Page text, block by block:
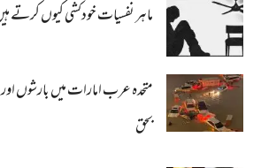
ماہر نفسیات خودکشی کیوں
بحق